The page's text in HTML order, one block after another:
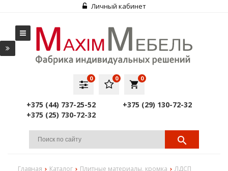
Личный кабинет
local_grocery_store
0
0
0
+375 (44) 737-25-52
+375 (29) 130-72-32
+375 (25) 730-72-32
Главная Каталог Плитные материалы, кромка ЛДСП